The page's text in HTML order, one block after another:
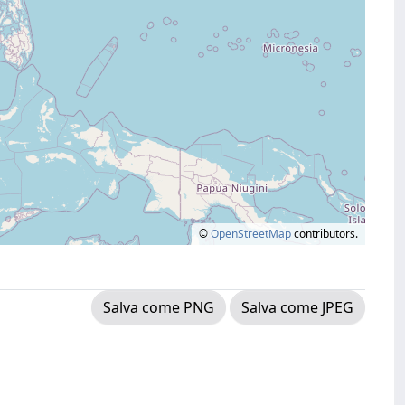
©OpenStreetMapcontributors.
Salva come PNG Salva come JPEG